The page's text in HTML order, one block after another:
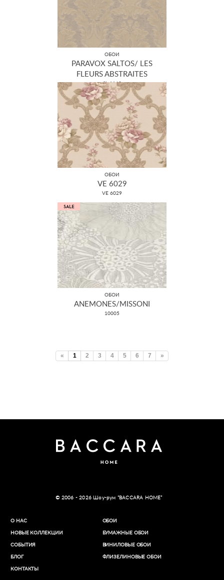
ОБОИ
PARAVOX SALTOS/ LES
FLEURS ABSTRAITES
SL 1163
ОБОИ
VE 6029
VE 6029
ОБОИ
ANEMONES/MISSONI
10005
« 1 2 3 4 5 6 7 »
© 2006 - 2026 Шоу-рум “BACCARA HOME”
О НАС
НОВЫЕ КОЛЛЕКЦИИ
СОБЫТИЯ
БЛОГ
КОНТАКТЫ
ОБОИ
БУМАЖНЫЕ ОБОИ
ВИНИЛОВЫЕ ОБОИ​
ФЛИЗЕЛИНОВЫЕ ОБОИ